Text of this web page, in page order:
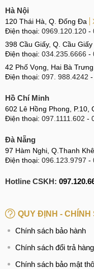
ra cuộc gọi, dù cho
Chất lượng âm
cho ra không tốt, hay
Nếu xuất hiện các
mang máy đến
Thay IC Wi-Fi
Thay IC Wi-Fi trên
thoại bằng một con IC
gặp sự cố hư hỏng,
Wi-Fi, kết nối chập
Wi-Fi.
Lúc này, bạn chỉ có thể
tâm sửa chữa để thay
Hà Nội
120 Thái Hà, Q. Đống Đa
Điện thoại: 0969.120.120 -
398 Cầu Giấy, Q. Cầu Giấy
Điện thoại: 034.235.6666 -
42 Phố Vọng, Hai Bà Trưng
Điện thoại: 097. 988.4242 -
Hồ Chí Minh
602 Lê Hồng Phong, P.10,
Điện thoại: 097.1111.602 -
Đà Nẵng
97 Hàm Nghi, Q.Thanh Khê
Điện thoại: 096.123.9797 -
Hotline CSKH:
QUY ĐỊNH - CHÍNH
Chính sách bảo hành
Chính sách đổi trả hàng
Chính sách bảo mật